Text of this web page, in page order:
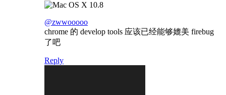
@zwwooooo
chrome 的 develop tools 应该已经能够媲美 firebug
了吧
Reply